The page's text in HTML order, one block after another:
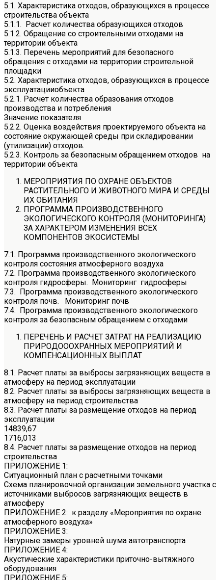
5.1. Характеристика отходов, образующихся в процессе
строительства объекта
5.1.1. Расчет количества образующихся отходов
5.1.2. Обращение со строительными отходами на
территории объекта
5.1.3. Перечень мероприятий для безопасного
обращения с отходами на территории строительной
площадки
5.2. Характеристика отходов, образующихся в процессе
эксплуатацииобъекта
5.2.1. Расчет количества образования отходов
производства и потребления
Значение показателя
5.2.2. Оценка воздействия проектируемого объекта на
состояние окружающей среды при складировании
(утилизации) отходов.
5.2.3. Контроль за безопасным обращением отходов на
территории объекта
МЕРОПРИЯТИЯ ПО ОХРАНЕ ОБЪЕКТОВ
РАСТИТЕЛЬНОГО И ЖИВОТНОГО МИРА И СРЕДЫ
ИХ ОБИТАНИЯ
ПРОГРАММА ПРОИЗВОДСТВЕННОГО
ЭКОЛОГИЧЕСКОГО КОНТРОЛЯ (МОНИТОРИНГА)
ЗА ХАРАКТЕРОМ ИЗМЕНЕНИЯ ВСЕХ
КОМПОНЕНТОВ ЭКОСИСТЕМЫ
7.1. Программа производственного экологического
контроля состояния атмосферного воздуха
7.2. Программа производственного экологического
контроля гидросферы. Мониторинг гидросферы
7.3. Программа производственного экологического
контроля почв. Мониторинг почв
7.4. Программа производственного экологического
контроля за безопасным обращением с отходами
ПЕРЕЧЕНЬ И РАСЧЕТ ЗАТРАТ НА РЕАЛИЗАЦИЮ
ПРИРОДОООХРАННЫХ МЕРОПРИЯТИЙ И
КОМПЕНСАЦИОННЫХ ВЫПЛАТ
8.1. Расчет платы за выбросы загрязняющих веществ в
атмосферу на период эксплуатации
8.2. Расчет платы за выбросы загрязняющих веществ в
атмосферу на период строительства
8.3. Расчет платы за размещение отходов на период
эксплуатации
14839,67
1716,013
8.4. Расчет платы за размещение отходов на период
строительства
ПРИЛОЖЕНИЕ 1:
Ситуационный план с расчетными точками
Схема планировочной организации земельного участка с
источниками выбросов загрязняющих веществ в
атмосферу
ПРИЛОЖЕНИЕ 2: к разделу «Мероприятия по охране
атмосферного воздуха»
ПРИЛОЖЕНИЕ 3:
Натурные замеры уровней шума автотранспорта
ПРИЛОЖЕНИЕ 4:
Акустические характеристики приточно-вытяжного
оборудования
ПРИЛОЖЕНИЕ 5: